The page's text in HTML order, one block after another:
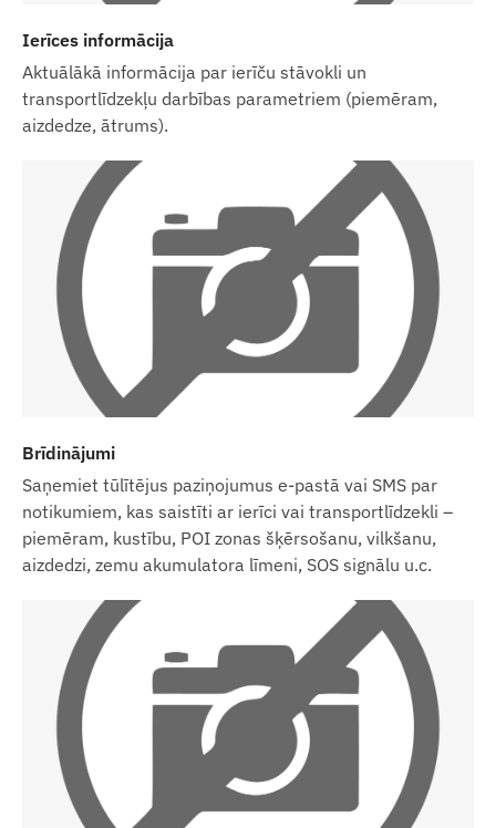
Ierīces informācija
Aktuālākā informācija par ierīču stāvokli un
transportlīdzekļu darbības parametriem (piemēram,
aizdedze, ātrums).
Brīdinājumi
Saņemiet tūlītējus paziņojumus e-pastā vai SMS par
notikumiem, kas saistīti ar ierīci vai transportlīdzekli –
piemēram, kustību, POI zonas šķērsošanu, vilkšanu,
aizdedzi, zemu akumulatora līmeni, SOS signālu u.c.